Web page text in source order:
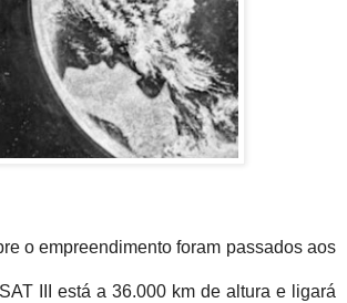
o empreendimento foram passados aos
III está a 36.000 km de altura e ligará